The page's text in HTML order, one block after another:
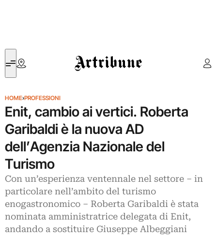
Artribune
HOME›PROFESSIONI
Enit, cambio ai vertici. Roberta
Garibaldi è la nuova AD
dell’Agenzia Nazionale del
Turismo
Con un’esperienza ventennale nel settore – in
particolare nell’ambito del turismo
enogastronomico – Roberta Garibaldi è stata
nominata amministratrice delegata di Enit,
andando a sostituire Giuseppe Albeggiani